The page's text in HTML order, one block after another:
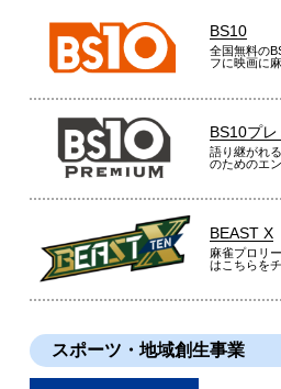
BS10
全国無料の
フに映画に
BS10プ
語り継がれ
のためのエ
BEAST X
麻雀プロリ
はこちらを
スポーツ・地域創生事業